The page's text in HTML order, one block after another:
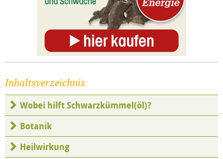
Inhaltsverzeichnis
Wobei hilft Schwarzkümmel(öl)?
Botanik
Heilwirkung